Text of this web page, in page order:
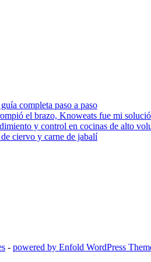
completa paso a paso
el brazo, Knoweats fue mi
y control en cocinas de alto
ciervo y carne de jabalí
- powered by Enfold WordPress